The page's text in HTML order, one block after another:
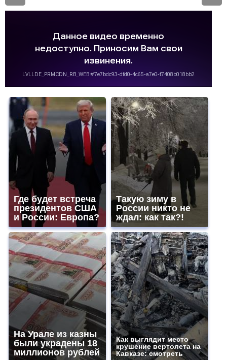
Где будет встреча
президентов США
и России: Европа?
Такую зиму в
России никто не
ждал: как так?!
На Урале из казны
были украдены 18
миллионов рублей
Как выглядит место
крушение вертолета на
Кавказе: смотреть